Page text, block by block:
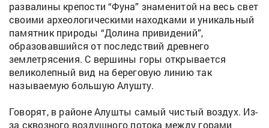
развалины крепости “Фуна” знаменитой на весь свет
своими археологическими находками и уникальный
памятник природы “Долина привидений”,
образовавшийся от последствий древнего
землетрясения. С вершины горы открывается
великолепный вид на береговую линию так
называемую большую Алушту.
Говорят, в районе Алушты самый чистый воздух. Из-
за сквозного воздушного потока между горами